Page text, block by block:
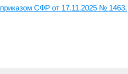
приказом СФР от 17.11.2025 № 1463.